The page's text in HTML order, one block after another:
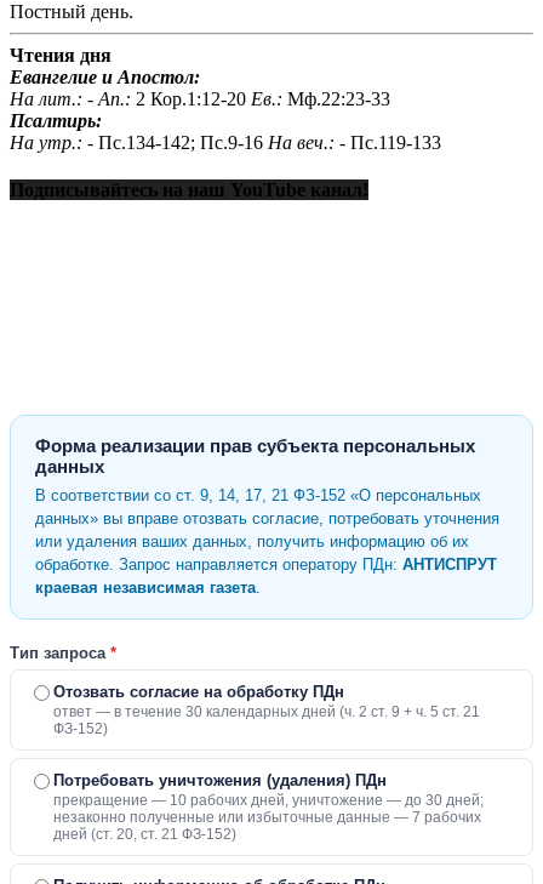
Постный день.
Чтения дня
Евангелие и Апостол:
На лит.: - Ап.: 2 Кор.1:12-20 Ев.: Мф.22:23-33
Псалтирь:
На утр.: - Пс.134-142; Пс.9-16 На веч.: - Пс.119-133
Подписывайтесь на наш YouTube канал!
Форма реализации прав субъекта персональных
данных
В соответствии со ст. 9, 14, 17, 21 ФЗ-152 «О персональных
данных» вы вправе отозвать согласие, потребовать уточнения
или удаления ваших данных, получить информацию об их
обработке. Запрос направляется оператору ПДн: АНТИСПРУТ
краевая независимая газета
Тип запроса *
Отозвать согласие на обработку ПДн
ответ — в течение 30 календарных дней (ч. 2 ст. 9 + ч. 5 ст. 21
ФЗ-152)
Потребовать уничтожения (удаления) ПДн
прекращение — 10 рабочих дней, уничтожение — до 30 дней;
незаконно полученные или избыточные данные — 7 рабочих
дней (ст. 20, ст. 21 ФЗ-152)